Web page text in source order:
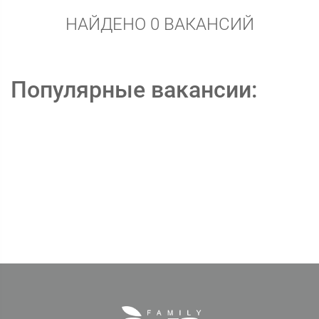
НАЙДЕНО 0 ВАКАНСИЙ
Популярные вакансии: